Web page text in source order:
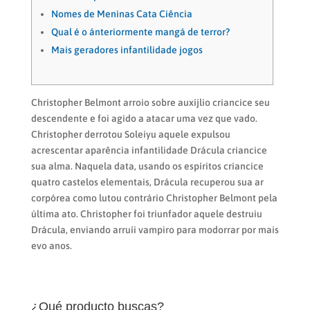
Nomes de Meninas Cata Ciência
Qual é o ánteriormente mangá de terror?
Mais geradores infantilidade jogos
Christopher Belmont arroio sobre auxíjlio criancice seu
descendente e foi agido a atacar uma vez que vado.
Christopher derrotou Soleiyu aquele expulsou
acrescentar aparência infantilidade Drácula criancice
sua alma. Naquela data, usando os espíritos criancice
quatro castelos elementais, Drácula recuperou sua ar
corpórea como lutou contrário Christopher Belmont pela
última ato. Christopher foi triunfador aquele destruiu
Drácula, enviando arruíi vampiro para modorrar por mais
evo anos.
¿Qué producto buscas?